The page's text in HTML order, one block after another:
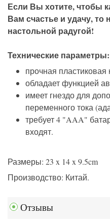
Если Вы хотите, чтобы
Вам счастье и удачу, то
настольной радугой!
Технические параметры:
прочная пластиковая
обладает функцией
имеет гнездо для
переменного тока
требует 4 "AAA"
входят.
Размеры: 23 x 14 x 9.5cm
Производство: Китай.
Отзывы